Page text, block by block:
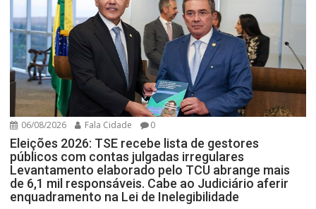
06/08/2026 Fala Cidade 0
Eleições 2026: TSE recebe lista de gestores
públicos com contas julgadas irregulares
Levantamento elaborado pelo TCU abrange mais
de 6,1 mil responsáveis. Cabe ao Judiciário aferir
enquadramento na Lei de Inelegibilidade